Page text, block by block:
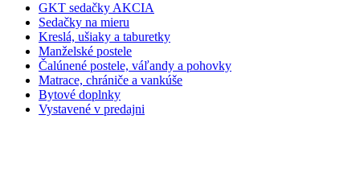
GKT sedačky AKCIA
Sedačky na mieru
Kreslá, ušiaky a taburetky
Manželské postele
Čalúnené postele, váľandy a pohovky
Matrace, chrániče a vankúše
Bytové doplnky
Vystavené v predajni